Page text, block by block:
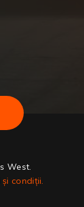
West.
și condiții.